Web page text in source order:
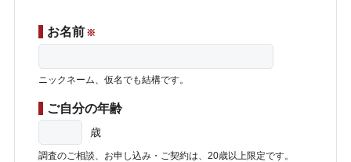
お名前 ※
ニックネーム、仮名でも結構です。
ご自分の年齢
歳
調査のご相談、お申し込み・ご契約は、20歳以上限定です。